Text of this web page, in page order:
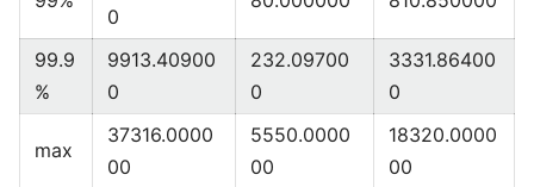
0
99.9
%
9913.40900
0
232.09700
0
3331.86400
0
max
37316.0000
00
5550.0000
00
18320.0000
00